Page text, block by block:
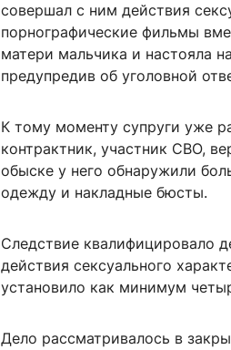
совершал с ним действия
порнографические фильмы
матери мальчика и настояла
предупредив об уголовной
К тому моменту супруги уже
контрактник, участник СВО,
обыске у него обнаружили
одежду и накладные бюсты.
Следствие квалифицировало
действия сексуального
установило как минимум
Дело рассматривалось в